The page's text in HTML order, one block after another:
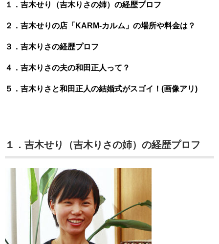
１．吉木せり（吉木りさの姉）の経歴プロフ
２．吉木せりの店「KARM‐カルム」の場所や料金は？
３．吉木りさの経歴プロフ
４．吉木りさの夫の和田正人って？
５．吉木りさと和田正人の結婚式がスゴイ！(画像アリ)
１．吉木せり（吉木りさの姉）の経歴プロフ